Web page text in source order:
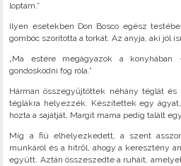
loptam.”
Ilyen esetekben Don Bosco egész
gombóc szorította a torkát. Az anyja, aki jól
„Ma estére megágyazok a
gondoskodni fog róla.”
Hárman összegyűjtöttek néhány téglát
téglákra helyezzék. Készítettek egy
hozta a sajátját, Margit mama pedig talált
Míg a fiú elhelyezkedett, a szent
munkáról és a hitről, ahogy a keresztény
együtt. Aztán összeszedte a ruháit,